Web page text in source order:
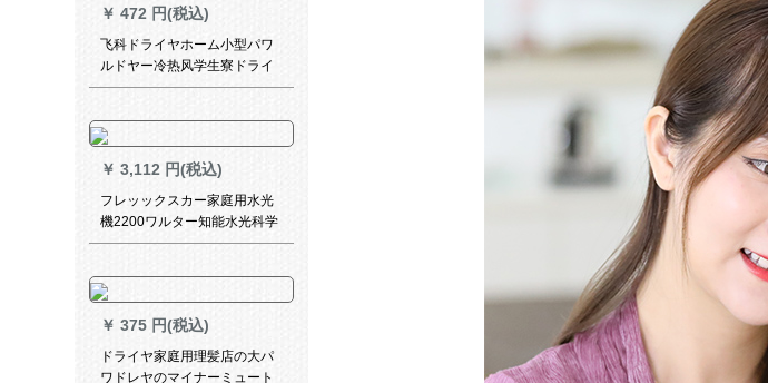
￥ 472 円(税込)
飞科ドライヤホーム小型パワ
ルドヤー冷热风学生寮ドライ
ヤポポスポーツスポーツ旅行
放射线小型恒温2000 Wパワワ
【旅行布袋プレゼート】
￥ 3,112 円(税込)
フレッックスカー家庭用水光
機2200ワルター知能水光科学
技術リンスマイナHP 8248/05
￥ 375 円(税込)
ドライヤ家庭用理髪店の大パ
ワドレヤのマイナーミュート